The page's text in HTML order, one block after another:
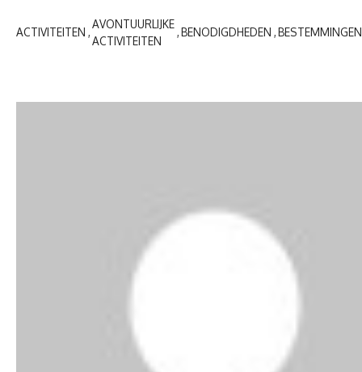
ACTIVITEITEN
AVONTUURLIJKE
ACTIVITEITEN
BENODIGDHEDEN BESTEMMINGEN